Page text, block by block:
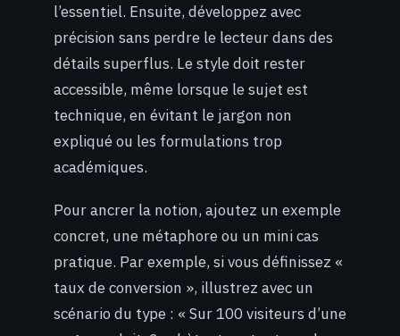
l’essentiel. Ensuite, développez avec
précision sans perdre le lecteur dans des
détails superflus. Le style doit rester
accessible, même lorsque le sujet est
technique, en évitant le jargon non
expliqué ou les formulations trop
académiques.
Pour ancrer la notion, ajoutez un exemple
concret, une métaphore ou un mini cas
pratique. Par exemple, si vous définissez «
taux de conversion », illustrez avec un
scénario du type : « Sur 100 visiteurs d’une